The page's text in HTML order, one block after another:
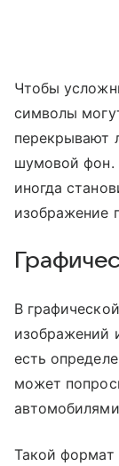
Чтобы
символы
перекрывают
шумовой фон.
иногда
изображение
В
изображений
есть
может
Такой формат